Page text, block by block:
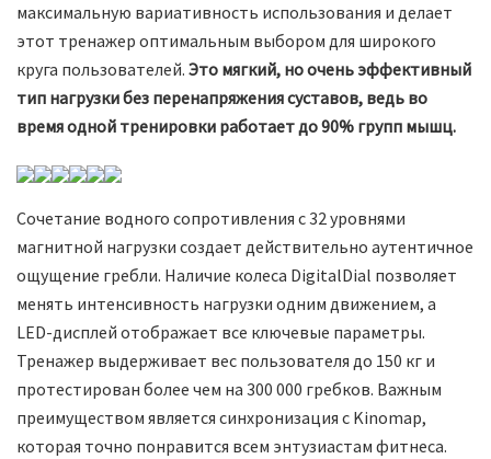
максимальную вариативность использования и делает
этот тренажер оптимальным выбором для широкого
круга пользователей. Это мягкий, но очень эффективный
тип нагрузки без перенапряжения суставов, ведь во
время одной тренировки работает до 90% групп мышц.
Сочетание водного сопротивления с 32 уровнями
магнитной нагрузки создает действительно аутентичное
ощущение гребли. Наличие колеса DigitalDial позволяет
менять интенсивность нагрузки одним движением, а
LED-дисплей отображает все ключевые параметры.
Тренажер выдерживает вес пользователя до 150 кг и
протестирован более чем на 300 000 гребков. Важным
преимуществом является синхронизация с Kinomap,
которая точно понравится всем энтузиастам фитнеса.